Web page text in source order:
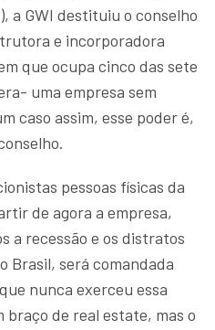
a GWI destituiu o conselho
e incorporadora
que ocupa cinco das sete
uma empresa sem
caso assim, esse poder é,
pessoas físicas da
de agora a empresa,
a recessão e os distratos
Brasil, será comandada
nunca exerceu essa
braço de real estate, mas o